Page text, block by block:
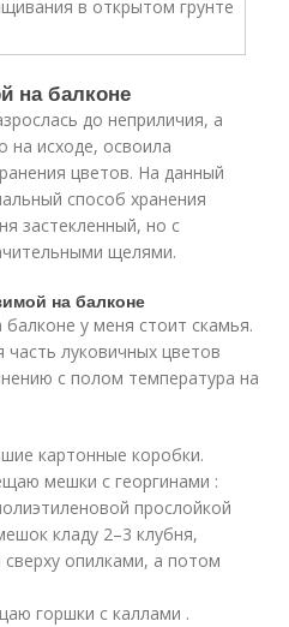
на балконе
до неприличия, а
на исходе, освоила
цветов. На данный
способ хранения
застекленный, но с
щелями.
на балконе
у меня стоит скамья.
луковичных цветов
с полом температура на
картонные коробки.
мешки с георгинами :
прослойкой
кладу 2–3 клубня,
опилками, а потом
горшки с каллами .